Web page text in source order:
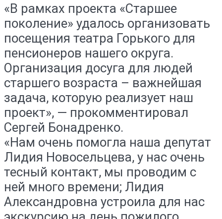
«В рамках проекта «Старшее
поколение» удалось организовать
посещения театра Горького для
пенсионеров нашего округа.
Организация досуга для людей
старшего возраста – важнейшая
задача, которую реализует наш
проект», — прокомментировал
Сергей Бонадренко.
«Нам очень помогла наша депутат
Лидия Новосельцева, у нас очень
тесный контакт, мы проводим с
ней много времени; Лидия
Александровна устроила для нас